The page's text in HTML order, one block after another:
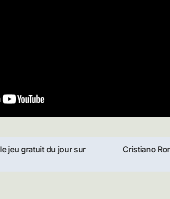
jeu gratuit du jour sur
Cristiano